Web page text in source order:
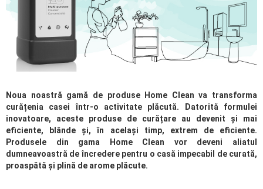
Noua noastră gamă de produse Home Clean va transforma
curățenia casei într-o activitate plăcută. Datorită formulei
inovatoare, aceste produse de curățare au devenit și mai
eficiente, blânde și, în același timp, extrem de eficiente.
Produsele din gama Home Clean vor deveni aliatul
dumneavoastră de încredere pentru o casă impecabil de curată,
proaspătă și plină de arome plăcute.